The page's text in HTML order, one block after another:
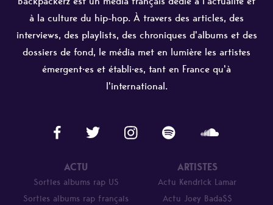
à la culture du hip-hop. À travers des articles, des
interviews, des playlists, des chroniques d'albums et des
dossiers de fond, le média met en lumière les artistes
émergent·es et établi·es, tant en France qu'à
l'international.
ACTU
Sorties albums rap US
Sorties albums rap français
ARTISTES
Actu Kendrick Lamar
Actu Joey Bada$$